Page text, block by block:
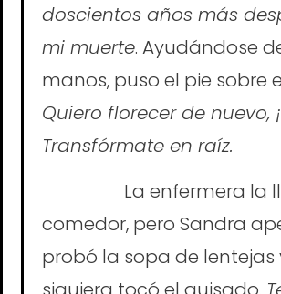
doscientos años más
mi muerte. Ayudándose
manos, puso el pie sobre
Quiero florecer de nuevo,
Transfórmate en raíz.
La enfermera la
comedor, pero Sandra
probó la sopa de lentejas